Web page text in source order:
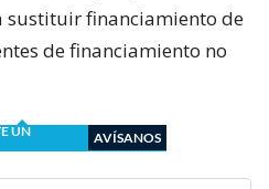
sustituir financiamiento de
de financiamiento no
UN
AVÍSANOS